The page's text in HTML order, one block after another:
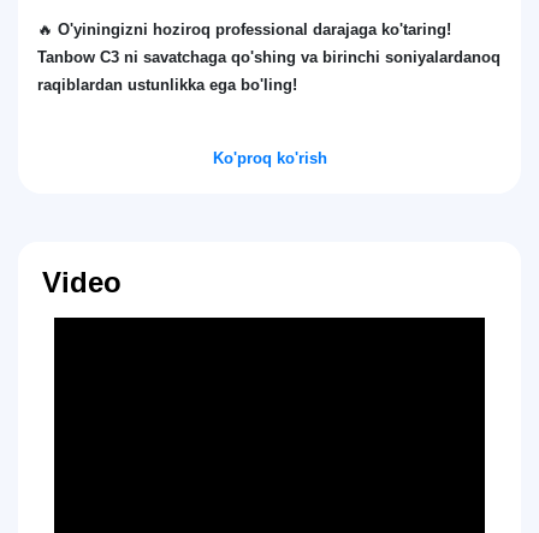
🔥 O'yiningizni hoziroq professional darajaga ko'taring!
Tanbow C3 ni savatchaga qo'shing va birinchi soniyalardanoq
raqiblardan ustunlikka ega bo'ling!
Ko'proq ko'rish
Video